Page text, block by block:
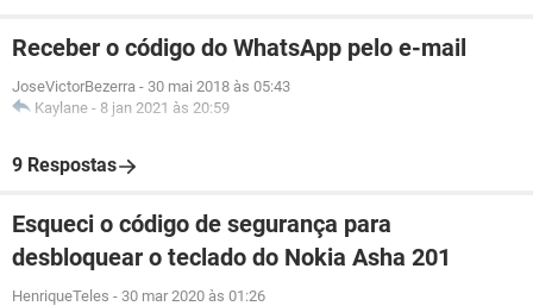
Receber o código do WhatsApp pelo e-mail
JoseVictorBezerra - 30 mai 2018 às 05:43
Kaylane - 8 jan 2021 às 20:59
9 Respostas
Esqueci o código de segurança para
desbloquear o teclado do Nokia Asha 201
HenriqueTeles - 30 mar 2020 às 01:26